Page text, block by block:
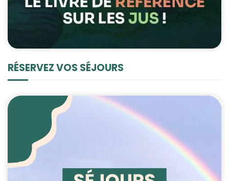
RÉSERVEZ VOS SÉJOURS
site, vous
augmentez les
chances de
contenu et des